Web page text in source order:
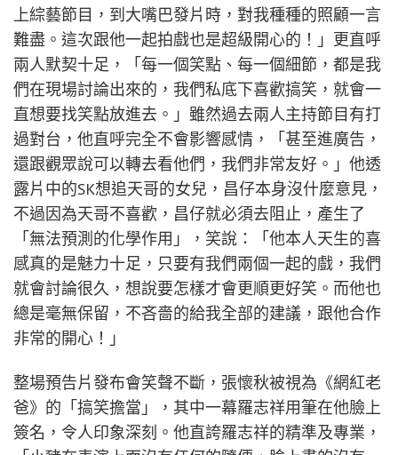
上綜藝節目，到大嘴巴發片時，對我種種的照顧一言
難盡。這次跟他一起拍戲也是超級開心的！」更直呼
兩人默契十足，「每一個笑點、每一個細節，都是我
們在現場討論出來的，我們私底下喜歡搞笑，就會一
直想要找笑點放進去。」雖然過去兩人主持節目有打
過對台，他直呼完全不會影響感情，「甚至進廣告，
還跟觀眾說可以轉去看他們，我們非常友好。」他透
露片中的SK想追天哥的女兒，昌仔本身沒什麼意見，
不過因為天哥不喜歡，昌仔就必須去阻止，產生了
「無法預測的化學作用」，笑說：「他本人天生的喜
感真的是魅力十足，只要有我們兩個一起的戲，我們
就會討論很久，想說要怎樣才會更順更好笑。而他也
總是毫無保留，不吝嗇的給我全部的建議，跟他合作
非常的開心！」
整場預告片發布會笑聲不斷，張懷秋被視為《網紅老
爸》的「搞笑擔當」，其中一幕羅志祥用筆在他臉上
簽名，令人印象深刻。他直誇羅志祥的精準及專業，